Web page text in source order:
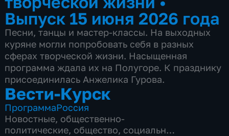
Выпуск 15 июня 2026 года
Песни, танцы и мастер-классы. На выходных
куряне могли попробовать себя в разных
сферах творческой жизни. Насыщенная
программа ждала их на Полугоре. К празднику
присоединилась Анжелика Гурова.
Вести-Курск
ПрограммаРоссия
Новостные, общественно-
политические, общество, социально-